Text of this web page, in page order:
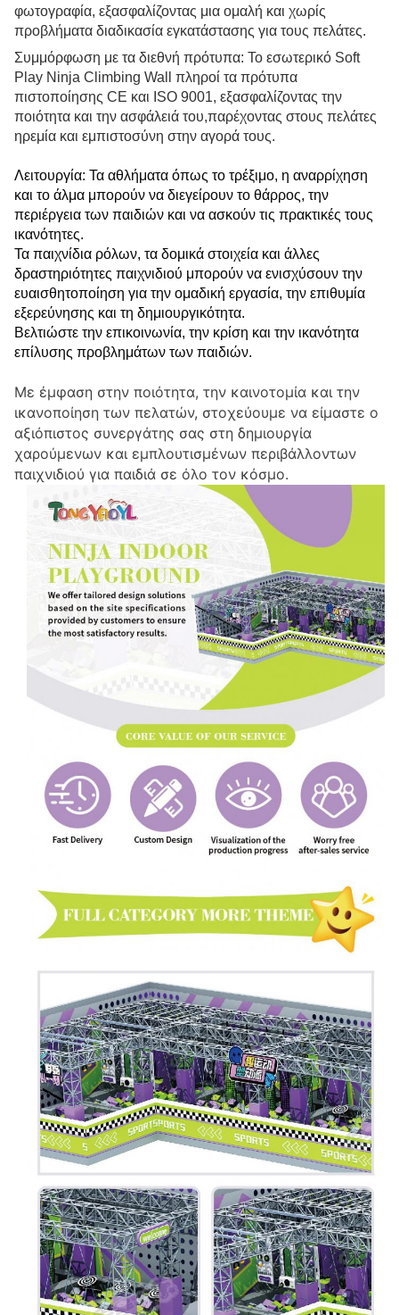
φωτογραφία, εξασφαλίζοντας μια ομαλή και χωρίς
προβλήματα διαδικασία εγκατάστασης για τους πελάτες.
Συμμόρφωση με τα διεθνή πρότυπα: Το εσωτερικό Soft
Play Ninja Climbing Wall πληροί τα πρότυπα
πιστοποίησης CE και ISO 9001, εξασφαλίζοντας την
ποιότητα και την ασφάλειά του,παρέχοντας στους πελάτες
ηρεμία και εμπιστοσύνη στην αγορά τους.
Λειτουργία: Τα αθλήματα όπως το τρέξιμο, η αναρρίχηση
και το άλμα μπορούν να διεγείρουν το θάρρος, την
περιέργεια των παιδιών και να ασκούν τις πρακτικές τους
ικανότητες.
Τα παιχνίδια ρόλων, τα δομικά στοιχεία και άλλες
δραστηριότητες παιχνιδιού μπορούν να ενισχύσουν την
ευαισθητοποίηση για την ομαδική εργασία, την επιθυμία
εξερεύνησης και τη δημιουργικότητα.
Βελτιώστε την επικοινωνία, την κρίση και την ικανότητα
επίλυσης προβλημάτων των παιδιών.
Με έμφαση στην ποιότητα, την καινοτομία και την
ικανοποίηση των πελατών, στοχεύουμε να είμαστε ο
αξιόπιστος συνεργάτης σας στη δημιουργία
χαρούμενων και εμπλουτισμένων περιβάλλοντων
παιχνιδιού για παιδιά σε όλο τον κόσμο.